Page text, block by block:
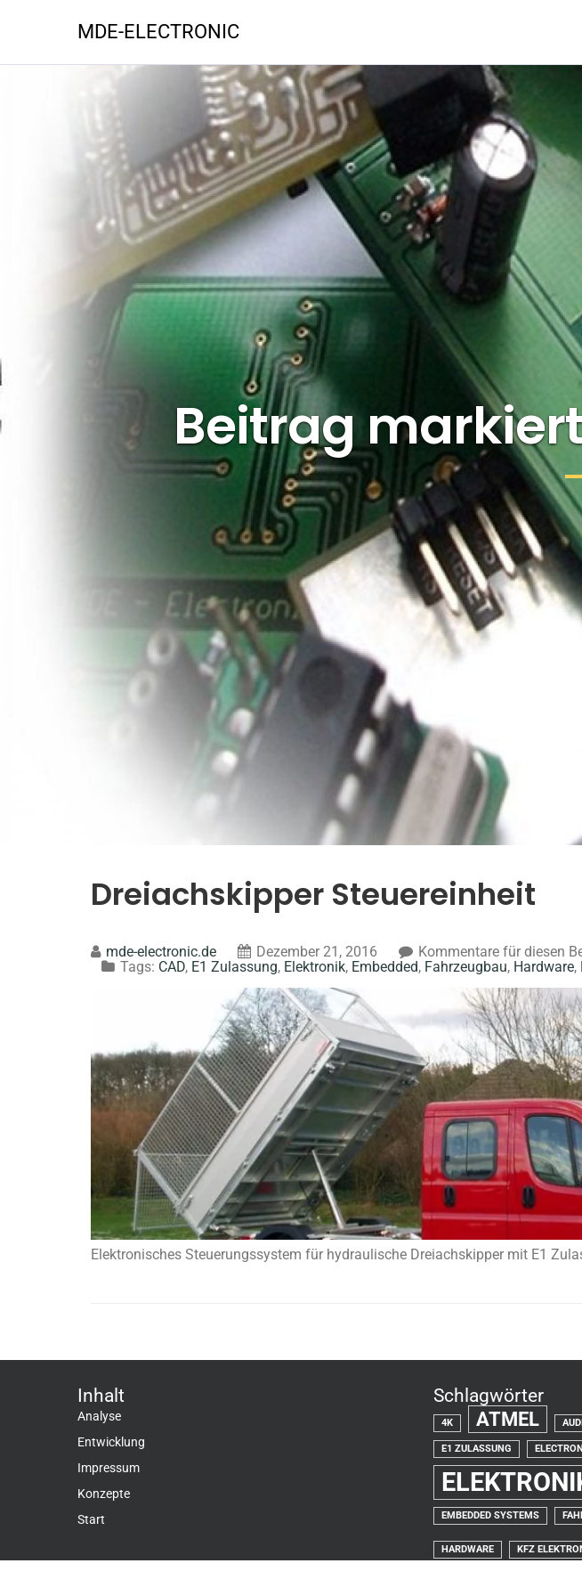
MDE-ELECTRONIC
Beitrag
Dreiachskipper Steuereinheit
mde-electronic.de Dezember 21, 2016
Kommentare für diesen
Tags: CAD, E1 Zulassung, Elektronik, Embedded, Fahrzeugbau, Hardware,
Elektronisches Steuerungssystem für hydraulische Dreiachskipper mit E1
Inhalt
Analyse
Entwicklung
Impressum
Konzepte
Start
Schlagwörter
4K ATMEL
E1 ZULASSUNG
EMBEDDED SYSTEMS
HARDWARE KFZ